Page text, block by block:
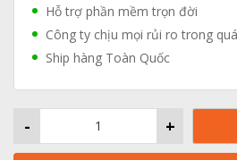
Hỗ trợ phần mềm trọn đời
Công ty chịu mọi rủi ro trong
Ship hàng Toàn Quốc
+
-